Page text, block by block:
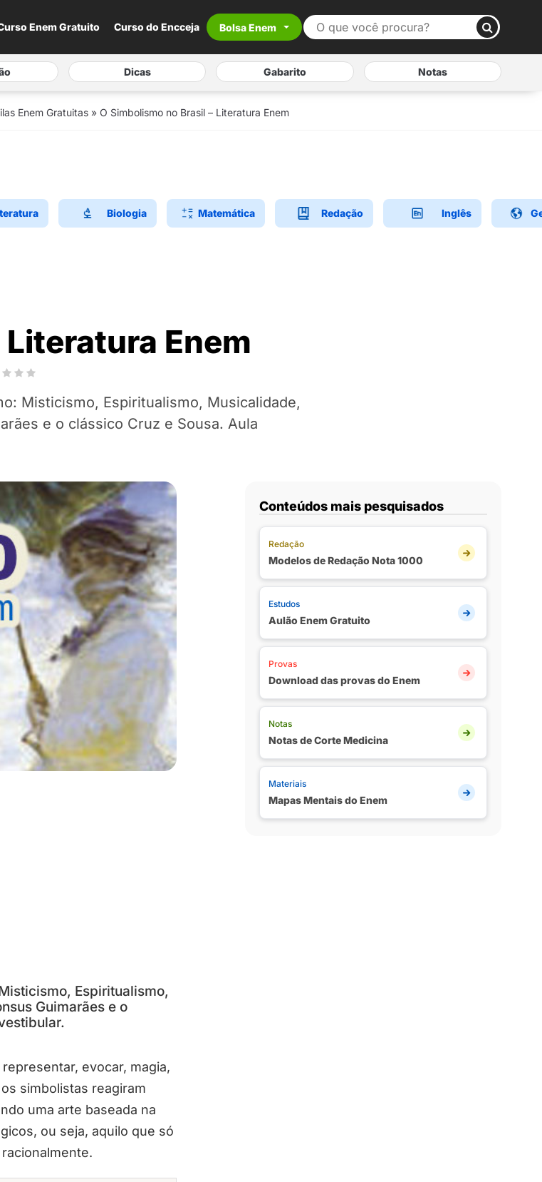
Enem Gratuito Curso do Encceja Bolsa Enem
Dicas Gabarito Notas
Enem Gratuitas » O Simbolismo no Brasil – Literatura Enem
Biologia Matemática Redação Inglês
Enem
Misticismo, Espiritualismo, Musicalidade,
e o clássico Cruz e Sousa. Aula
Espiritualismo,
Guimarães e o
representar, evocar, magia,
simbolistas reagiram
uma arte baseada na
, ou seja, aquilo que só
Conteúdos mais pesquisados
Redação
Modelos de Redação Nota 1000
Estudos
Aulão Enem Gratuito
Provas
Download das provas do Enem
Notas
Notas de Corte Medicina
Materiais
Mapas Mentais do Enem